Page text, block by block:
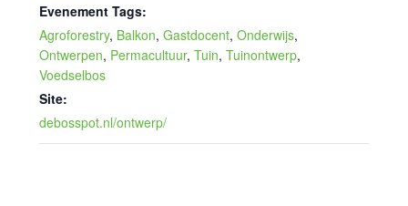
Evenement Tags:
Agroforestry, Balkon, Gastdocent, Onderwijs,
Ontwerpen, Permacultuur, Tuin, Tuinontwerp,
Voedselbos
Site:
debosspot.nl/ontwerp/